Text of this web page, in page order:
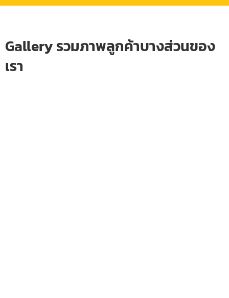
Gallery รวมภาพลูกค้าบางส่วนของ
เรา